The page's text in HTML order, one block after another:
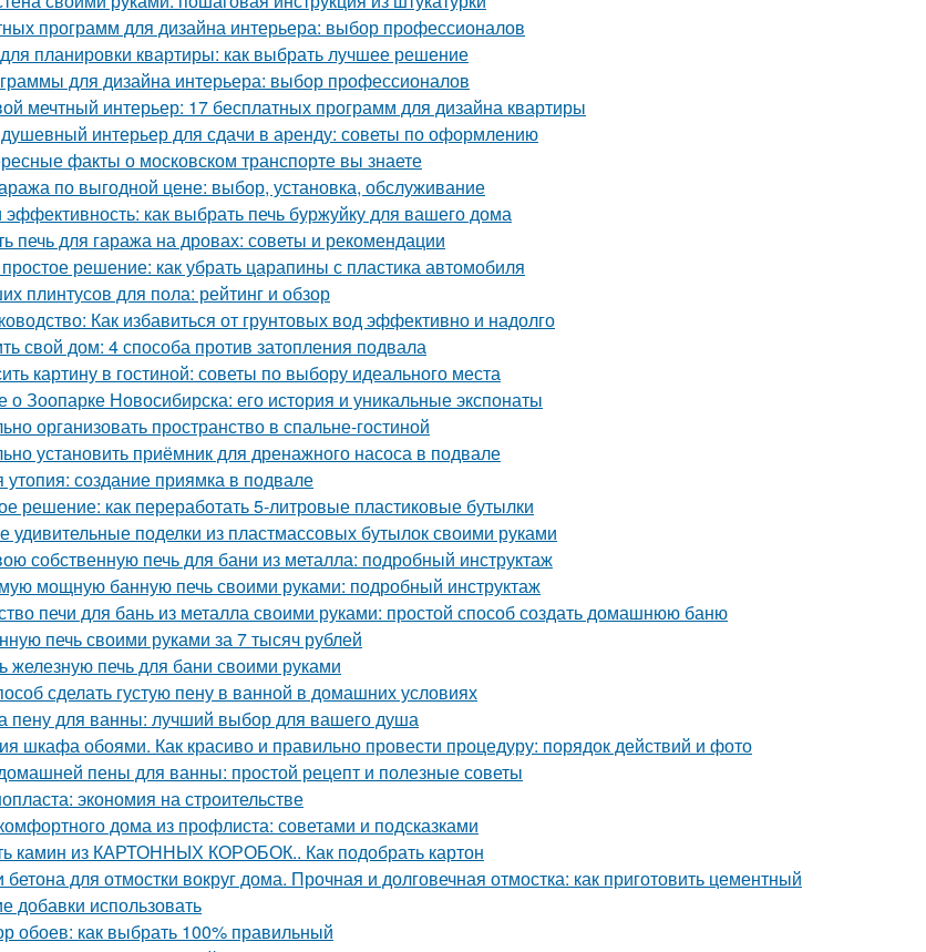
программ для дизайна интерьера: выбор профессионалов
планировки квартиры: как выбрать лучшее решение
для дизайна интерьера: выбор профессионалов
мечтный интерьер: 17 бесплатных программ для дизайна квартиры
душевный интерьер для сдачи в аренду: советы по оформлению
факты о московском транспорте вы знаете
по выгодной цене: выбор, установка, обслуживание
эффективность: как выбрать печь буржуйку для вашего дома
печь для гаража на дровах: советы и рекомендации
решение: как убрать царапины с пластика автомобиля
плинтусов для пола: рейтинг и обзор
Как избавиться от грунтовых вод эффективно и надолго
свой дом: 4 способа против затопления подвала
картину в гостиной: советы по выбору идеального места
о Зоопарке Новосибирска: его история и уникальные экспонаты
организовать пространство в спальне-гостиной
установить приёмник для дренажного насоса в подвале
создание приямка в подвале
решение: как переработать 5-литровые пластиковые бутылки
удивительные поделки из пластмассовых бутылок своими руками
собственную печь для бани из металла: подробный инструктаж
мощную банную печь своими руками: подробный инструктаж
печи для бань из металла своими руками: простой способ создать домашнюю баню
печь своими руками за 7 тысяч рублей
железную печь для бани своими руками
сделать густую пену в ванной в домашних условиях
пену для ванны: лучший выбор для вашего душа
шкафа обоями. Как красиво и правильно провести процедуру: порядок действий и фото
пены для ванны: простой рецепт и полезные советы
экономия на строительстве
дома из профлиста: советами и подсказками
камин из КАРТОННЫХ КОРОБОК.. Как подобрать картон
для отмостки вокруг дома. Прочная и долговечная отмостка: как приготовить цементный
добавки использовать
обоев: как выбрать 100% правильный